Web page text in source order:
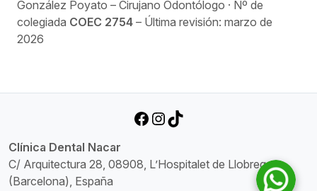
González Poyato – Cirujano Odontólogo · Nº de
colegiada COEC 2754 – Última revisión: marzo de
2026
Facebook
Instagram
TikTok
Clínica Dental Nacar
C/ Arquitectura 28, 08908, L’Hospitalet de Llobregat
(Barcelona), España